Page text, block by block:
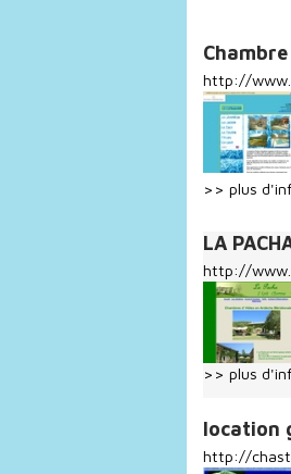
http://
>> plus
LA
http://
>> plus
location
http://